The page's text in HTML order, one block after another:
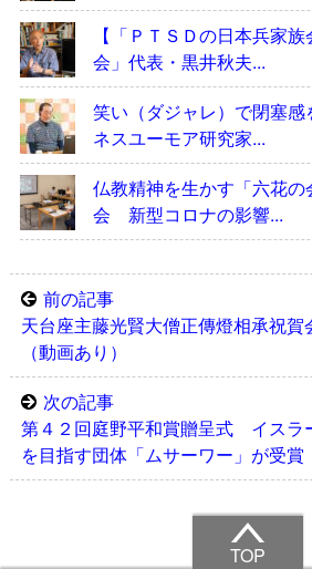
【「ＰＴＳＤの日本兵家
会」代表・黒井秋夫...
笑い（ダジャレ）で閉塞
ネスユーモア研究家...
仏教精神を生かす「六花の
会 新型コロナの影響...
前の記事
天台座主藤光賢大僧正傳燈相承祝
（動画あり）
次の記事
第４２回庭野平和賞贈呈式 イスラ
を目指す団体「ムサーワー」が受賞
TOP